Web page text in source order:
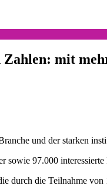
mit
und der starken
sowie 97.000
die Teilnahme